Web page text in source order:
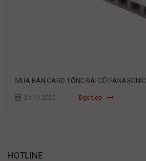
MUA BÁN CARD TỔNG ĐÀI CŨ PANASONIC
29-10-2025 Đọc tiếp
HOTLINE